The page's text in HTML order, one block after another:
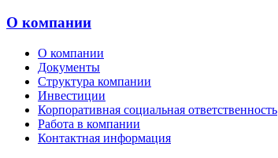
О компании
О компании
Документы
Структура компании
Инвестиции
Корпоративная социальная ответственность
Работа в компании
Контактная информация